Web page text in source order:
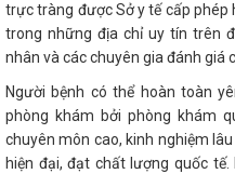
trực tràng được Sở y tế cấp
trong những địa chỉ uy tín trên
nhân và các chuyên gia đánh giá
Người bệnh có thể hoàn toàn
phòng khám bởi phòng khám
chuyên môn cao, kinh nghiệm
hiện đại, đạt chất lượng quốc